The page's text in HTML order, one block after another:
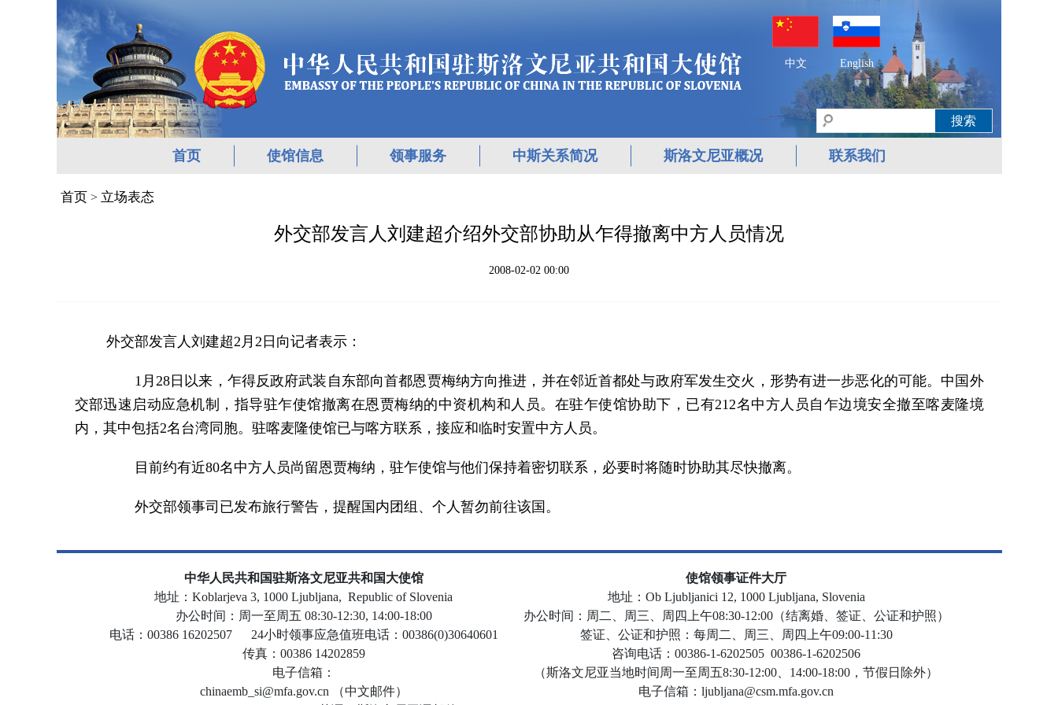
中文 English
首页 使馆信息 领事服务 中斯关系简况 斯洛文尼亚概况 联系我们
首页 > 立场表态
外交部发言人刘建超介绍外交部协助从乍得撤离中方人员情况
2008-02-02 00:00
外交部发言人刘建超2月2日向记者表示：
1月28日以来，乍得反政府武装自东部向首都恩贾梅纳方向推进，并在邻近首都处与政府军发生交火，形势有进一步恶化的可能。中国外
交部迅速启动应急机制，指导驻乍使馆撤离在恩贾梅纳的中资机构和人员。在驻乍使馆协助下，已有212名中方人员自乍边境安全撤至喀麦隆境
内，其中包括2名台湾同胞。驻喀麦隆使馆已与喀方联系，接应和临时安置中方人员。
目前约有近80名中方人员尚留恩贾梅纳，驻乍使馆与他们保持着密切联系，必要时将随时协助其尽快撤离。
外交部领事司已发布旅行警告，提醒国内团组、个人暂勿前往该国。
中华人民共和国驻斯洛文尼亚共和国大使馆
地址：Koblarjeva 3, 1000 Ljubljana, Republic of Slovenia
办公时间：周一至周五 08:30-12:30, 14:00-18:00
电话：00386 16202507 24小时领事应急值班电话：00386(0)30640601
传真：00386 14202859
电子信箱：
chinaemb_si@mfa.gov.cn （中文邮件）
使馆领事证件大厅
地址：Ob Ljubljanici 12, 1000 Ljubljana, Slovenia
办公时间：周二、周三、周四上午08:30-12:00（结离婚、签证、公证和护照）
签证、公证和护照：每周二、周三、周四上午09:00-11:30
咨询电话：00386-1-6202505 00386-1-6202506
（斯洛文尼亚当地时间周一至周五8:30-12:00、14:00-18:00，节假日除外）
电子信箱：ljubljana@csm.mfa.gov.cn